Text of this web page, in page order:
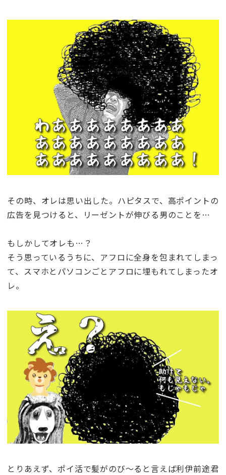
その時、オレは思い出した。ハピタスで、高ポイントの
広告を見つけると、リーゼントが伸びる男のことを…
もしかしてオレも…？
そう思っているうちに、アフロに全身を包まれてしまっ
て、スマホとパソコンごとアフロに埋もれてしまったオ
レ。
とりあえず、ポイ活で髪がのび～ると言えば利伊前途君